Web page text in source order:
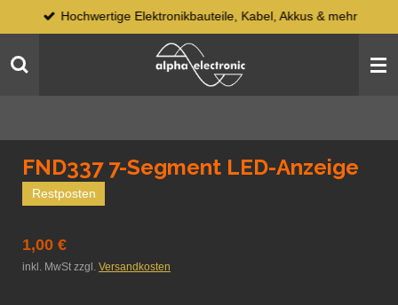
Hauptinhalt
springen
Hochwertige Elektronikbauteile, Kabel, Akkus & mehr
FND337 7-Segment LED-Anzeige
Restposten
1,00 €
inkl. MwSt zzgl. Versandkosten